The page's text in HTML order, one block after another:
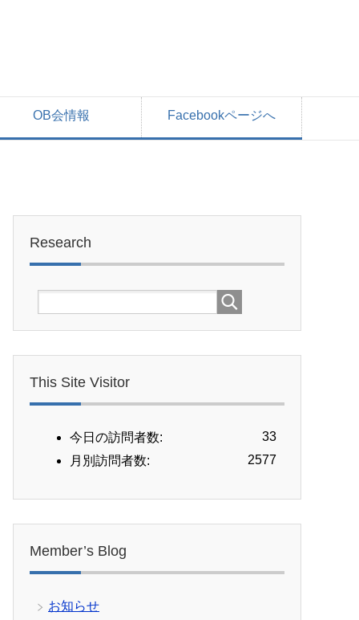
OB会情報 Facebookページへ
Research
This Site Visitor
33
今日の訪問者数:
2577
月別訪問者数:
Member’s Blog
お知らせ